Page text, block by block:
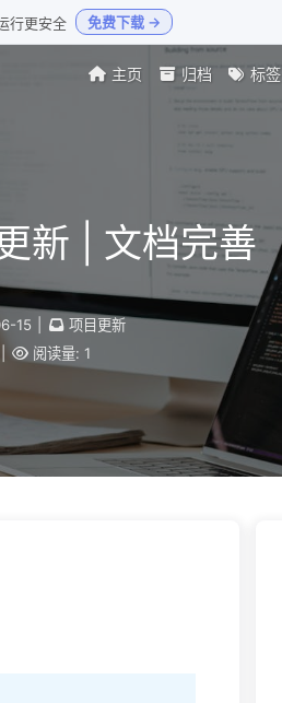
行更安全 免费下载 →
主页 归档 标签
新 | 文档完善
15
项目更新
阅读量: 1